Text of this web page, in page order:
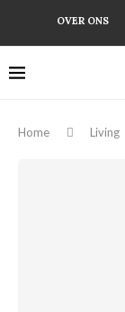
OVER ONS
Home Living